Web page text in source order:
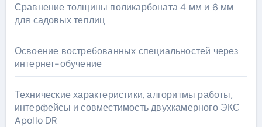
Сравнение толщины поликарбоната 4 мм и 6 мм
для садовых теплиц
Освоение востребованных специальностей через
интернет-обучение
Технические характеристики, алгоритмы работы,
интерфейсы и совместимость двухкамерного ЭКС
Apollo DR